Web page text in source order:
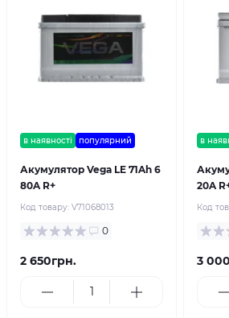
в наявності популярний
Акумулятор Vega LE 71Ah 6
80A R+
Код товару: V71068013
0
2 650грн.
в
20A
Код
3